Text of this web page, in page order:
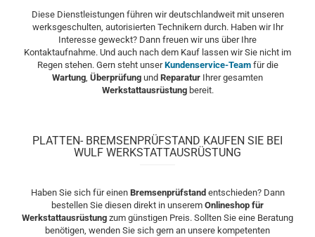
Diese Dienstleistungen führen wir deutschlandweit mit unseren
werksgeschulten, autorisierten Technikern durch. Haben wir Ihr
Interesse geweckt? Dann freuen wir uns über Ihre
Kontaktaufnahme. Und auch nach dem Kauf lassen wir Sie nicht im
Regen stehen. Gern steht unserKundenservice-Teamfür die
Wartung, Überprüfung und Reparatur Ihrer gesamten
Werkstattausrüstungbereit.
PLATTEN- BREMSENPRÜFSTAND KAUFEN SIE BEI
WULF WERKSTATTAUSRÜSTUNG
Haben Sie sich für einen Bremsenprüfstand entschieden? Dann
bestellen Sie diesen direkt in unserem Onlineshop für
Werkstattausrüstung zum günstigen Preis. Sollten Sie eine Beratung
benötigen, wenden Sie sich gern an unsere kompetenten